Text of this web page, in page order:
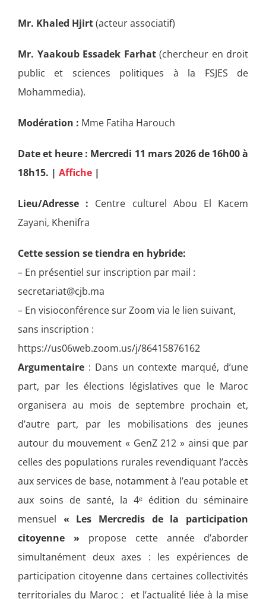
Mr. Khaled Hjirt(acteur associatif)
Mr. Yaakoub Essadek Farhat(chercheur en droit
public et sciences politiques à la FSJES de
Mohammedia).
Modération : Mme Fatiha Harouch
Date et heure : Mercredi 11 mars 2026 de 16h00 à
18h15. | Affiche|
Lieu/Adresse : Centre culturel Abou El Kacem
Zayani, Khenifra
Cette session se tiendra en hybride:
– En présentiel sur inscription par mail :
secretariat@cjb.ma
– En visioconférence sur Zoom via le lien suivant,
sans inscription :
https://us06web.zoom.us/j/86415876162
Argumentaire: Dans un contexte marqué, d’une
part, par les élections législatives que le Maroc
organisera au mois de septembre prochain et,
d’autre part, par les mobilisations des jeunes
autour du mouvement « GenZ 212 » ainsi que par
celles des populations rurales revendiquant l’accès
aux services de base, notamment à l’eau potable et
aux soins de santé, la 4ᵉ édition du séminaire
mensuel « Les Mercredis de la participation
citoyenne » propose cette année d’aborder
simultanément deux axes : les expériences de
participation citoyenne dans certaines collectivités
territoriales du Maroc ; et l’actualité liée à la mise